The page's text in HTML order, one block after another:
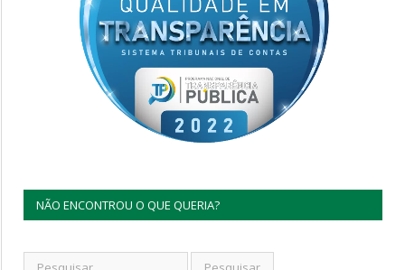
NÃO ENCONTROU O QUE QUERIA?